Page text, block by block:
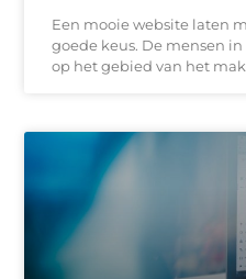
Een mooie website laten
goede keus. De mensen
op het gebied van het